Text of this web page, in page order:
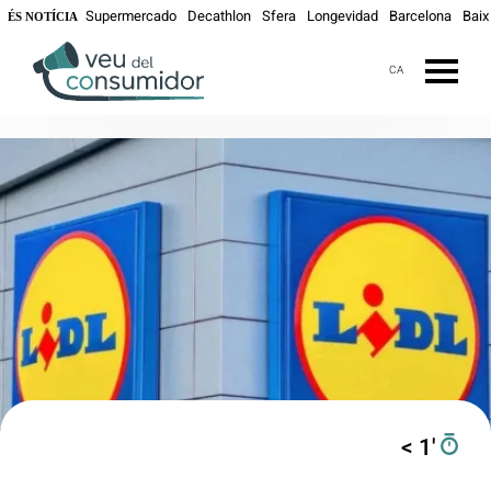
ÉS NOTÍCIA Supermercado Decathlon Sfera Longevidad Barcelona
CA
< 1′